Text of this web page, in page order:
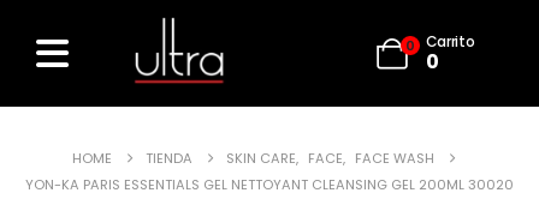
0 Carrito
0
HOME TIENDA SKIN CARE, FACE, FACE WASH
YON-KA PARIS ESSENTIALS GEL NETTOYANT CLEANSING GEL 200ML 30020